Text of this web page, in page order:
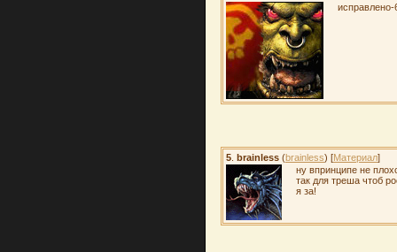
исправлено-
5 brainless (brainless) [Материал]
ну впринципе не
так для треша чтоб
я за!